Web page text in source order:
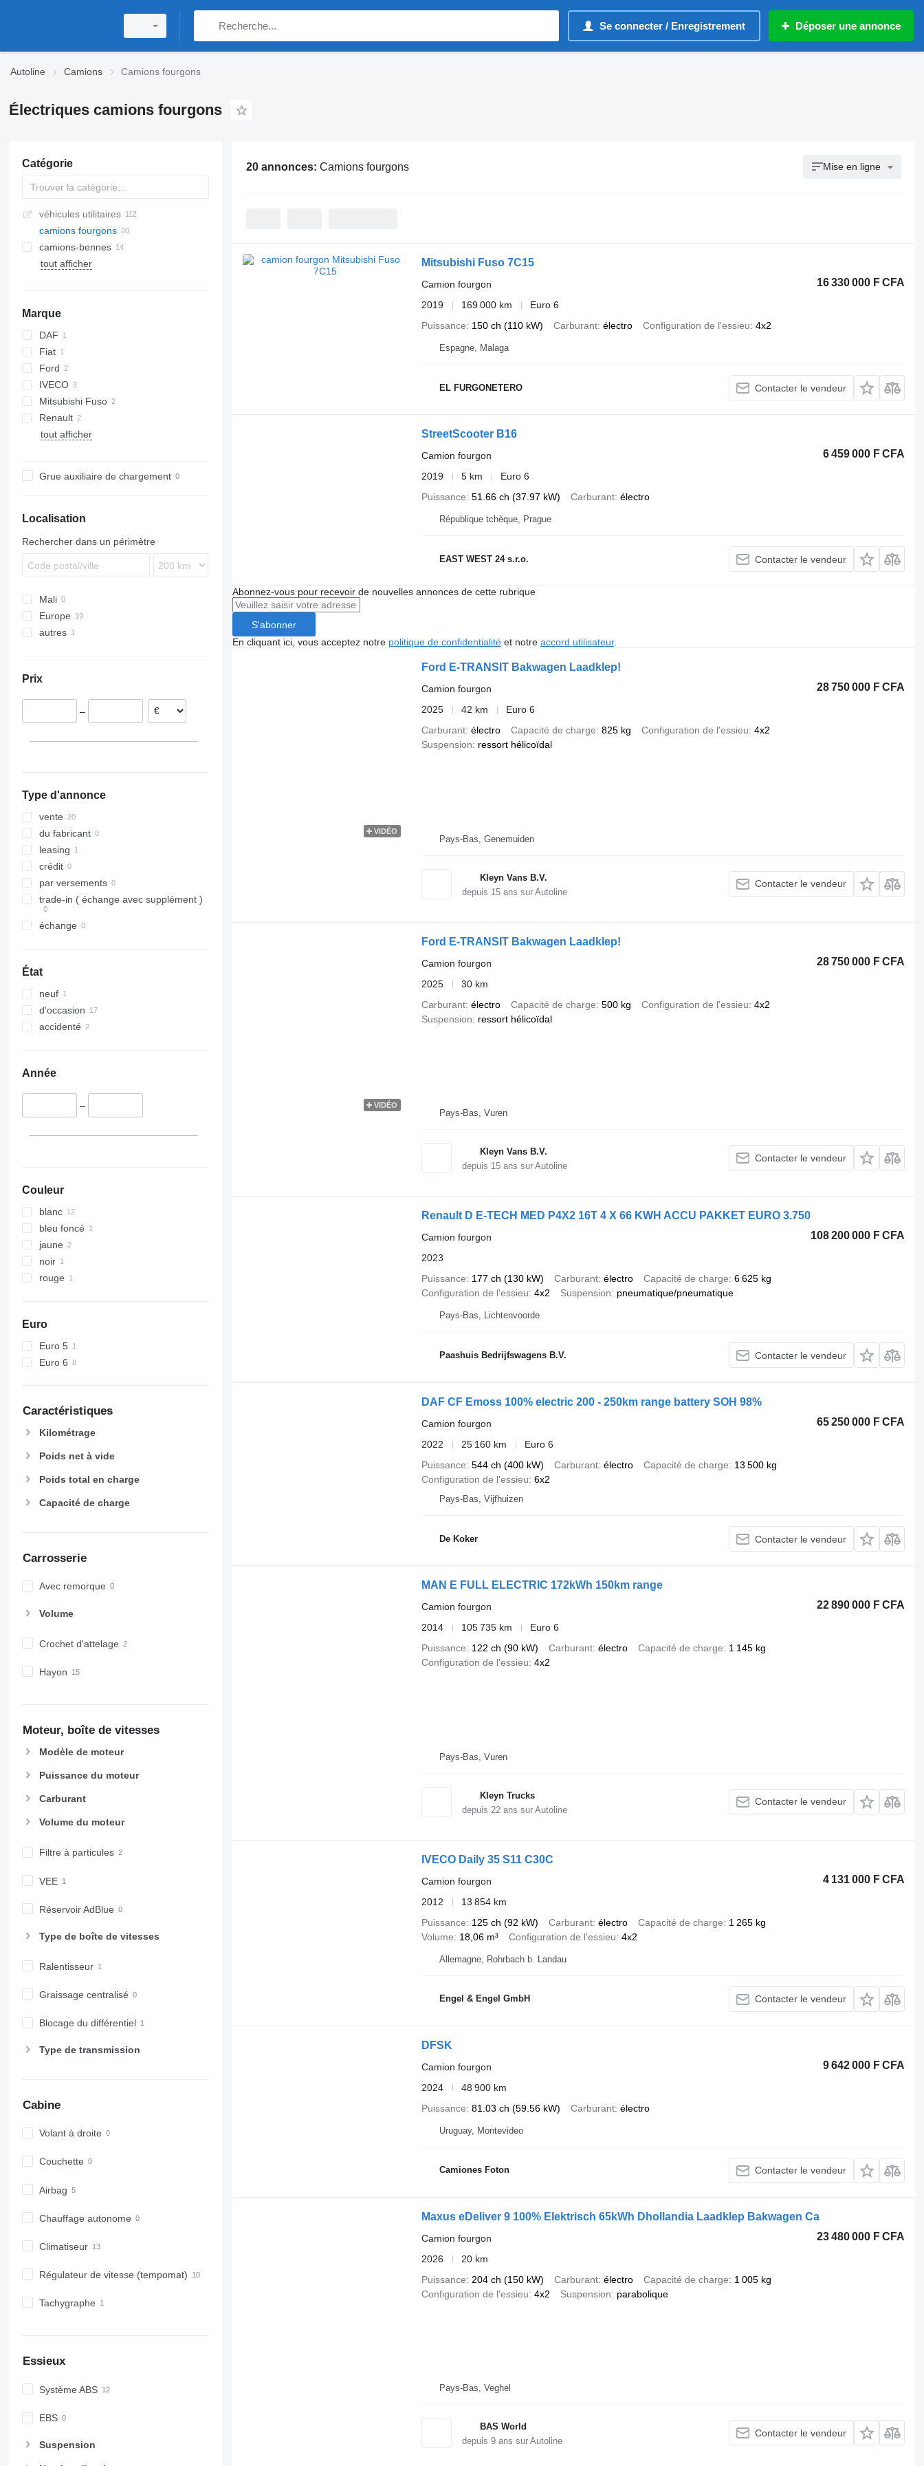
Se connecter / Enregistrement Déposer une annonce
Autoline Camions Camions fourgons
Électriques camions fourgons
Catégorie
véhicules utilitaires
camions fourgons
camions-bennes
tout afficher
Marque
DAF
CF
Fiat
Ducato
Ford
E-Transit
Transit
IVECO
Daily
eDeliver
Sprinter
Mitsubishi Fuso
Renault
tout afficher
Grue auxiliaire de chargement
Localisation
Rechercher dans un périmètre
Mali
Europe
Pays-Bas
Finlande
Slovaquie
autres
Prix
–
Type d'annonce
vente
du fabricant
leasing
crédit
par versements
trade-in ( échange avec supplément )
échange
État
neuf
d'occasion
accidenté
Année
–
Couleur
blanc
bleu foncé
jaune
noir
rouge
Euro
Euro 5
Euro 6
Caractéristiques
Kilométrage
Poids net à vide
Poids total en charge
Capacité de charge
Carrosserie
Avec remorque
Volume
Crochet d'attelage
Hayon
Moteur, boîte de vitesses
Modèle de moteur
Puissance du moteur
Carburant
Volume du moteur
Filtre à particules
VEE
Réservoir AdBlue
Type de boîte de vitesses
Ralentisseur
Graissage centralisé
Blocage du différentiel
Type de transmission
Cabine
Volant à droite
Couchette
Airbag
Chauffage autonome
Climatiseur
Régulateur de vitesse (tempomat)
Tachygraphe
Essieux
Système ABS
EBS
Suspension
20 annonces: Camions fourgons Mise en ligne
Mitsubishi Fuso 7C15
16 330 000 F CFA
Camion fourgon
2019
169 000 km
Euro 6
Puissance
150 ch (110 kW) Carburant électro Configuration de l'essieu 4x2
Espagne, Malaga
EL FURGONETERO Contacter le vendeur
StreetScooter B16
6 459 000 F CFA
Camion fourgon
2019
5 km
Euro 6
Puissance 51.66 ch (37.97 kW) Carburant électro
République tchèque, Prague
EAST WEST 24 s.r.o. Contacter le vendeur
Abonnez-vous pour recevoir de nouvelles annonces de cette rubrique
S'abonner
En cliquant ici, vous acceptez notre politique de confidentialitéet notre accord utilisateur.
VIDÉO
Ford E-TRANSIT Bakwagen Laadklep!
28 750 000 F CFA
Camion fourgon
2025
42 km
Euro 6
Carburant électro Capacité de charge 825 kg Configuration de l'essieu 4x2
Suspension
ressort hélicoïdal
Pays-Bas, Genemuiden
Kleyn Vans B.V.
depuis 15ans sur Autoline
Contacter le vendeur
VIDÉO
Ford E-TRANSIT Bakwagen Laadklep!
28 750 000 F CFA
Camion fourgon
2025
30 km
Carburant électro Capacité de charge 500 kg Configuration de l'essieu 4x2
Suspension
ressort hélicoïdal
Pays-Bas, Vuren
Kleyn Vans B.V.
depuis 15ans sur Autoline
Contacter le vendeur
Renault D E-TECH MED P4X2 16T 4 X 66 KWH ACCU PAKKET EURO 3.750
108 200 000 F CFA
Camion fourgon
2023
Puissance
177 ch (130 kW) Carburant électro Capacité de charge 6 625 kg
Configuration de l'essieu 4x2 Suspension pneumatique/pneumatique
Pays-Bas, Lichtenvoorde
Paashuis Bedrijfswagens B.V. Contacter le vendeur
DAF CF Emoss 100% electric 200 - 250km range battery SOH 98%
65 250 000 F CFA
Camion fourgon
2022
25 160 km
Euro 6
Puissance 544 ch (400 kW) Carburant électro Capacité de charge
13 500 kg
Configuration de l'essieu 6x2
Pays-Bas, Vijfhuizen
De Koker Contacter le vendeur
MAN E FULL ELECTRIC 172kWh 150km range
22 890 000 F CFA
Camion fourgon
2014
105 735 km
Euro 6
Puissance
122 ch (90 kW) Carburant électro Capacité de charge
1 145 kg
Configuration de l'essieu 4x2
Pays-Bas, Vuren
Kleyn Trucks
depuis 22ans sur Autoline
Contacter le vendeur
IVECO Daily 35 S11 C30C
4 131 000 F CFA
Camion fourgon
2012
13 854 km
Puissance
125 ch (92 kW) Carburant électro Capacité de charge
1 265 kg
Volume
18,06 m³ Configuration de l'essieu 4x2
Allemagne, Rohrbach b. Landau
Engel & Engel GmbH Contacter le vendeur
DFSK
9 642 000 F CFA
Camion fourgon
2024
48 900 km
Puissance 81.03 ch (59.56 kW) Carburant électro
Uruguay, Montevideo
Camiones Foton Contacter le vendeur
Maxus eDeliver 9 100% Elektrisch 65kWh Dhollandia Laadklep Bakwagen Ca
23 480 000 F CFA
Camion fourgon
2026
20 km
Puissance
204 ch (150 kW) Carburant électro Capacité de charge
1 005 kg
Configuration de l'essieu 4x2 Suspension parabolique
Pays-Bas, Veghel
BAS World
depuis 9ans sur Autoline
Contacter le vendeur